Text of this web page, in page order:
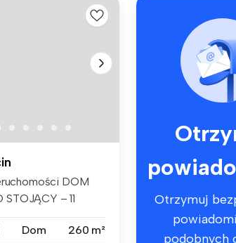
DOM
STOJĄCY – 11
Dom 260 m²
Otrzymuj
podobnych